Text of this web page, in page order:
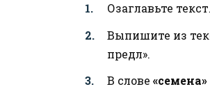
Озаглавьте текст.
Выпишите из
предл».
В слове «семена»